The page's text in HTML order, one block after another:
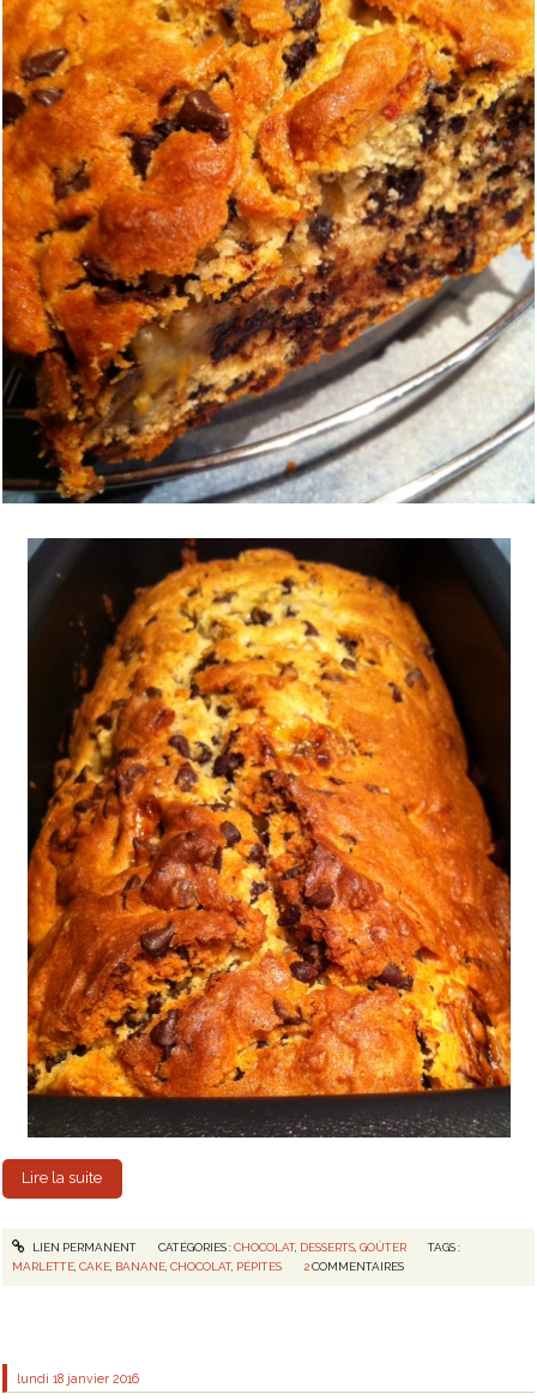
Lire la suite
LIEN PERMANENT CATÉGORIES :CHOCOLAT, DESSERTS, GOÛTER
TAGS :
MARLETTE ,CAKE BANANE ,CHOCOLAT, PÉPITES 2 COMMENTAIRES
lundi 18 janvier 2016